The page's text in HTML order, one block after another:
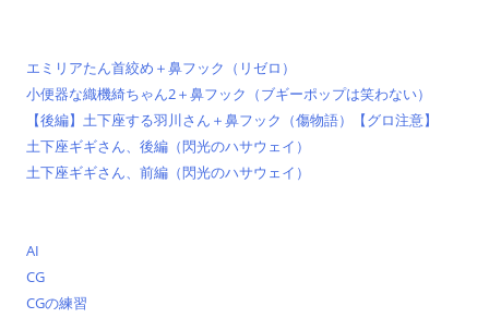
エミリアたん首絞め＋鼻フック（リゼロ）
小便器な織機綺ちゃん2＋鼻フック（ブギーポップは笑わない）
【後編】土下座する羽川さん＋鼻フック（傷物語）【グロ注意】
土下座ギギさん、後編（閃光のハサウェイ）
土下座ギギさん、前編（閃光のハサウェイ）
AI
CG
CGの練習